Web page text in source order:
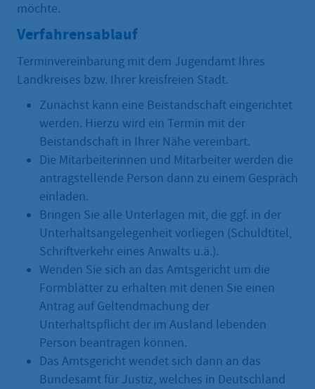
möchte.
Verfahrensablauf
Terminvereinbarung mit dem Jugendamt Ihres
Landkreises bzw. Ihrer kreisfreien Stadt.
Zunächst kann eine Beistandschaft eingerichtet
werden. Hierzu wird ein Termin mit der
Beistandschaft in Ihrer Nähe vereinbart.
Die Mitarbeiterinnen und Mitarbeiter werden die
antragstellende Person dann zu einem Gespräch
einladen.
Bringen Sie alle Unterlagen mit, die ggf. in der
Unterhaltsangelegenheit vorliegen (Schuldtitel,
Schriftverkehr eines Anwalts u.ä.).
Wenden Sie sich an das Amtsgericht um die
Formblätter zu erhalten mit denen Sie einen
Antrag auf Geltendmachung der
Unterhaltspflicht der im Ausland lebenden
Person beantragen können.
Das Amtsgericht wendet sich dann an das
Bundesamt für Justiz, welches in Deutschland